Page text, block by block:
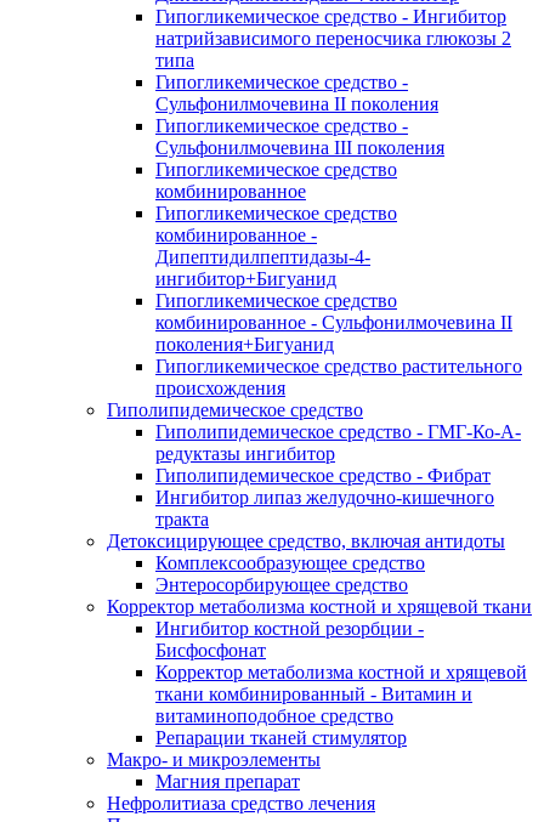
Гипогликемическое средство - Ингибитор
натрийзависимого переносчика глюкозы 2
типа
Гипогликемическое средство -
Сульфонилмочевина II поколения
Гипогликемическое средство -
Сульфонилмочевина III поколения
Гипогликемическое средство
комбинированное
Гипогликемическое средство
комбинированное -
Дипептидилпептидазы-4-
ингибитор+Бигуанид
Гипогликемическое средство
комбинированное - Сульфонилмочевина II
поколения+Бигуанид
Гипогликемическое средство растительного
происхождения
Гиполипидемическое средство
Гиполипидемическое средство - ГМГ-Ко-А-
редуктазы ингибитор
Гиполипидемическое средство - Фибрат
Ингибитор липаз желудочно-кишечного
тракта
Детоксицирующее средство, включая антидоты
Комплексообразующее средство
Энтеросорбирующее средство
Корректор метаболизма костной и хрящевой ткани
Ингибитор костной резорбции -
Бисфосфонат
Корректор метаболизма костной и хрящевой
ткани комбинированный - Витамин и
витаминоподобное средство
Репарации тканей стимулятор
Макро- и микроэлементы
Магния препарат
Нефролитиаза средство лечения